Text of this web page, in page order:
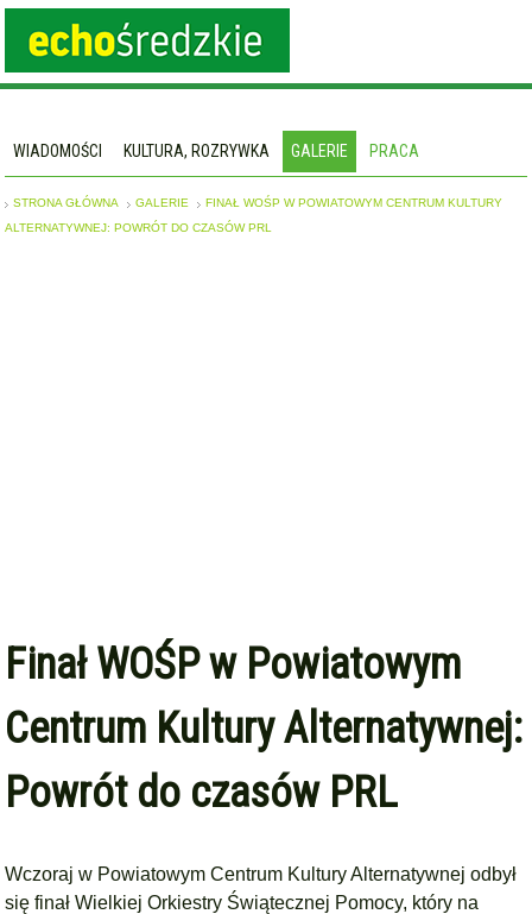
WIADOMOŚCI KULTURA, ROZRYWKA GALERIE PRACA
STRONA GŁÓWNA GALERIE
FINAŁ WOŚP W POWIATOWYM CENTRUM KULTURY
ALTERNATYWNEJ: POWRÓT DO CZASÓW PRL
Finał WOŚP w Powiatowym
Centrum Kultury Alternatywnej:
Powrót do czasów PRL
Wczoraj w Powiatowym Centrum Kultury Alternatywnej odbył
się finał Wielkiej Orkiestry Świątecznej Pomocy, który na